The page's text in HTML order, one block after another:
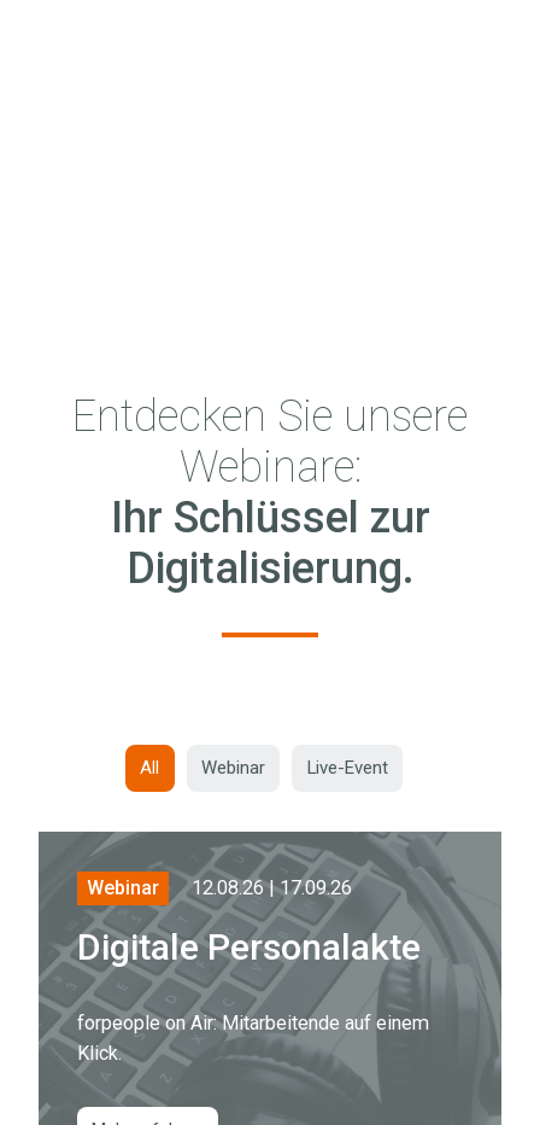
Entdecken Sie unsere
Webinare:
Ihr Schlüssel zur
Digitalisierung.
All Webinar Live-Event
Webinar 12.08.26 | 17.09.26
Digitale Personalakte
forpeople on Air: Mitarbeitende auf einem
Klick.